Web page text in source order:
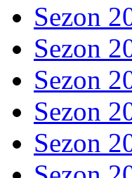
Sezon
Sezon
Sezon
Sezon
Sezon